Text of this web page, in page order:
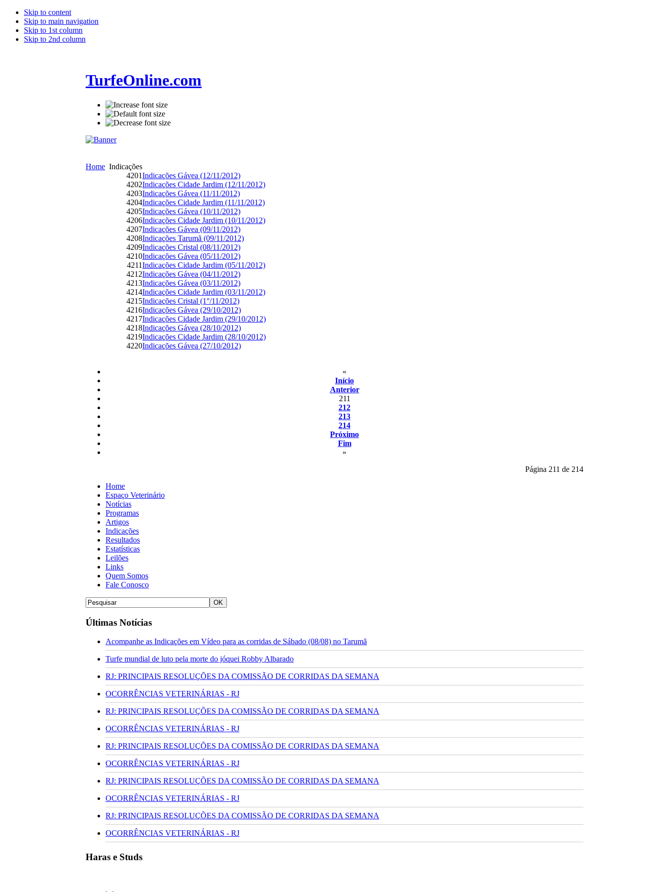
Skip to content
Skip to main navigation
Skip to 1st column
Skip to 2nd column
TurfeOnline.com
Home Indicações
4201Indicações Gávea (12/11/2012)
4202Indicações Cidade Jardim (12/11/2012)
4203Indicações Gávea (11/11/2012)
4204Indicações Cidade Jardim (11/11/2012)
4205Indicações Gávea (10/11/2012)
4206Indicações Cidade Jardim (10/11/2012)
4207Indicações Gávea (09/11/2012)
4208Indicações Tarumã (09/11/2012)
4209Indicações Cristal (08/11/2012)
4210Indicações Gávea (05/11/2012)
4211Indicações Cidade Jardim (05/11/2012)
4212Indicações Gávea (04/11/2012)
4213Indicações Gávea (03/11/2012)
4214Indicações Cidade Jardim (03/11/2012)
4215Indicações Cristal (1°/11/2012)
4216Indicações Gávea (29/10/2012)
4217Indicações Cidade Jardim (29/10/2012)
4218Indicações Gávea (28/10/2012)
4219Indicações Cidade Jardim (28/10/2012)
4220Indicações Gávea (27/10/2012)
«
Início
Anterior
211
212
213
214
Próximo
Fim
»
Página 211 de 214
Home
Espaço Veterinário
Notícias
Programas
Artigos
Indicações
Resultados
Estatísticas
Leilões
Links
Quem Somos
Fale Conosco
Últimas Notícias
Acompanhe as Indicações em Vídeo para as corridas de Sábado (08/08) no Tarumã
Turfe mundial de luto pela morte do jóquei Robby Albarado
RJ: PRINCIPAIS RESOLUÇÕES DA COMISSÃO DE CORRIDAS DA SEMANA
OCORRÊNCIAS VETERINÁRIAS - RJ
RJ: PRINCIPAIS RESOLUÇÕES DA COMISSÃO DE CORRIDAS DA SEMANA
OCORRÊNCIAS VETERINÁRIAS - RJ
RJ: PRINCIPAIS RESOLUÇÕES DA COMISSÃO DE CORRIDAS DA SEMANA
OCORRÊNCIAS VETERINÁRIAS - RJ
RJ: PRINCIPAIS RESOLUÇÕES DA COMISSÃO DE CORRIDAS DA SEMANA
OCORRÊNCIAS VETERINÁRIAS - RJ
RJ: PRINCIPAIS RESOLUÇÕES DA COMISSÃO DE CORRIDAS DA SEMANA
OCORRÊNCIAS VETERINÁRIAS - RJ
Haras e Studs